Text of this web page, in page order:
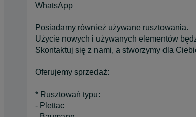
WhatsApp
Posiadamy również używane rusztowania.
Użycie nowych i używanych elementów
Skontaktuj się z nami, a stworzymy dla
Oferujemy sprzedaż:
* Rusztowań typu:
- Plettac